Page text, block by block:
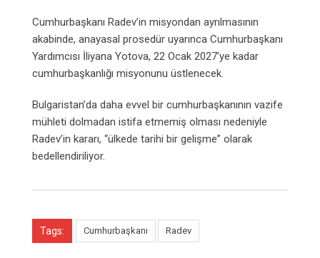
Cumhurbaşkanı Radev’in misyondan ayrılmasının
akabinde, anayasal prosedür uyarınca Cumhurbaşkanı
Yardımcısı İliyana Yotova, 22 Ocak 2027’ye kadar
cumhurbaşkanlığı misyonunu üstlenecek.
Bulgaristan’da daha evvel bir cumhurbaşkanının vazife
mühleti dolmadan istifa etmemiş olması nedeniyle
Radev’in kararı, “ülkede tarihi bir gelişme” olarak
bedellendiriliyor.
Tags: Cumhurbaşkanı Radev